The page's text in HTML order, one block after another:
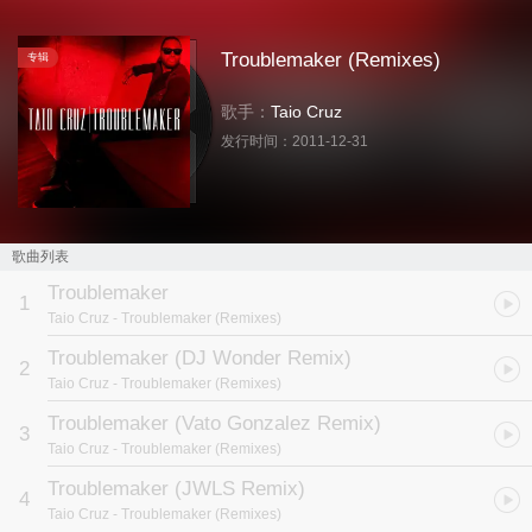
专辑 Troublemaker (Remixes)
歌手： Taio Cruz
发行时间： 2011-12-31
歌曲列表
1 Troublemaker
Taio Cruz - Troublemaker (Remixes)
2 Troublemaker (DJ Wonder Remix)
Taio Cruz - Troublemaker (Remixes)
3 Troublemaker (Vato Gonzalez Remix)
Taio Cruz - Troublemaker (Remixes)
4 Troublemaker (JWLS Remix)
Taio Cruz - Troublemaker (Remixes)